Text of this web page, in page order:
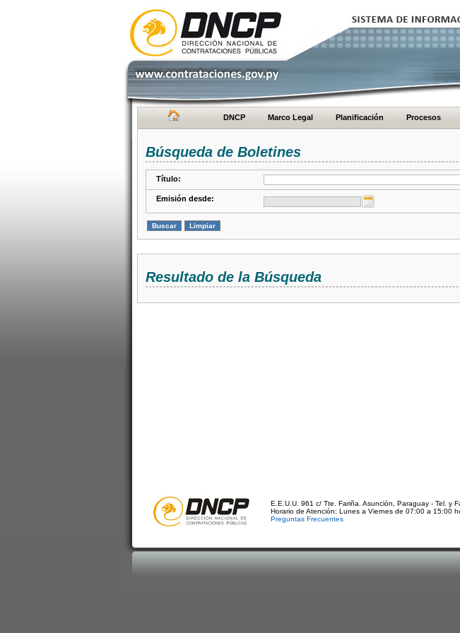
DNCP Marco Legal Planificación Procesos
Búsqueda de Boletines
Título:
Emisión desde:
Resultado de la Búsqueda
E.E.U.U. 961 c/ Tte. Fariña. Asunción, Paraguay - Tel. y
Horario de Atención: Lunes a Viernes de 07:00 a 15:00
Preguntas Frecuentes